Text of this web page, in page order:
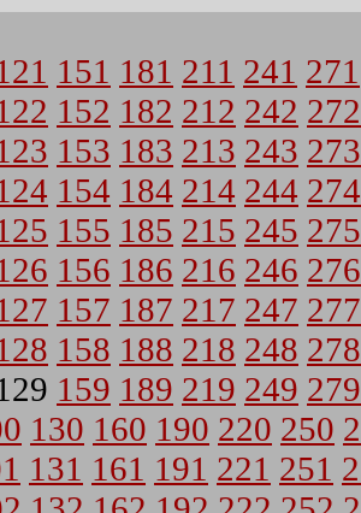
151 181 211 241 271
152 182 212 242 272
153 183 213 243 273
154 184 214 244 274
155 185 215 245 275
156 186 216 246 276
157 187 217 247 277
158 188 218 248 278
159 189 219 249 279
130 160 190 220 250
131 161 191 221 251